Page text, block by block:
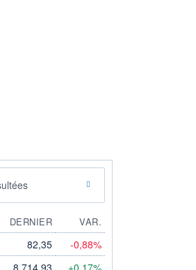
DERNIER
VAR.
82,35 -0,88%
8 714,93 +0,17%